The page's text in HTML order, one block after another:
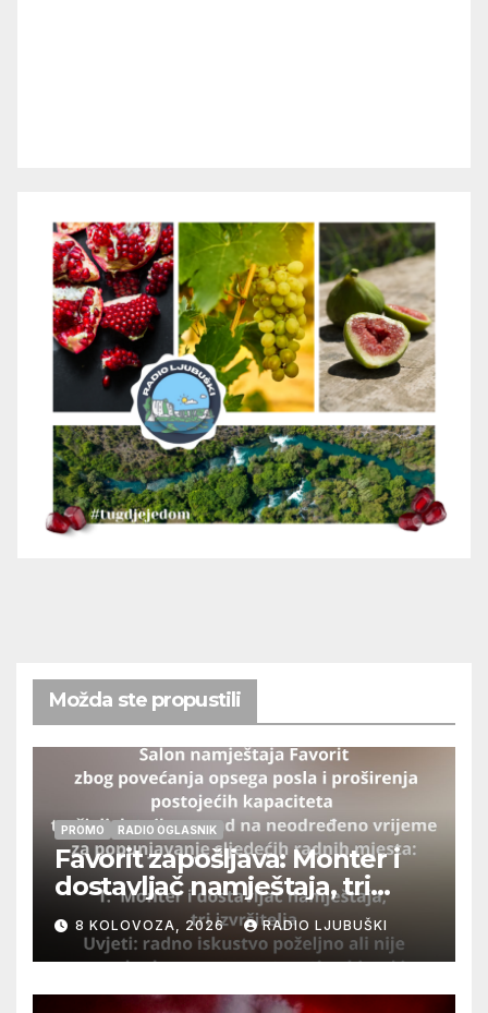
Možda ste propustili
PROMO RADIO OGLASNIK
Favorit zapošljava: Monter i
dostavljač namještaja, tri
izvršitelja
8 KOLOVOZA, 2026 RADIO LJUBUŠKI